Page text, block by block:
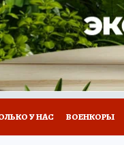
ТЕСТЫ НОВОЕ
У НАС ВОЕНКОРЫ